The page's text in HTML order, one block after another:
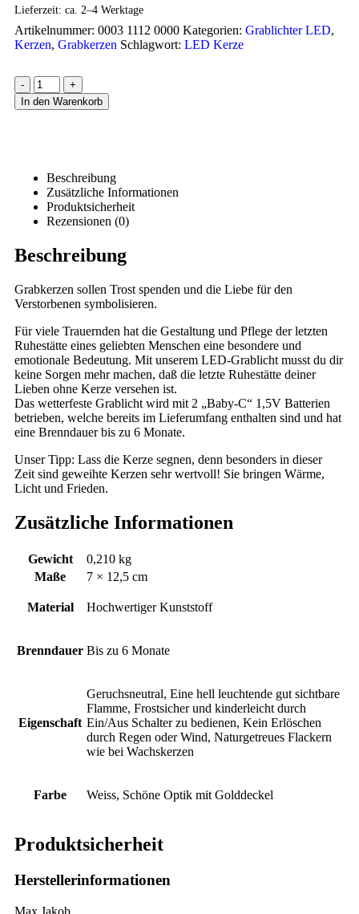
Lieferzeit: ca. 2–4 Werktage
Artikelnummer: 0003 1112 0000 Kategorien: Grablichter LED,
Kerzen, Grabkerzen Schlagwort: LED Kerze
-
+
In den Warenkorb
Beschreibung
Zusätzliche Informationen
Produktsicherheit
Rezensionen (0)
Beschreibung
Grabkerzen sollen Trost spenden und die Liebe für den
Verstorbenen symbolisieren.
Für viele Trauernden hat die Gestaltung und Pflege der letzten
Ruhestätte eines geliebten Menschen eine besondere und
emotionale Bedeutung. Mit unserem LED-Grablicht musst du dir
keine Sorgen mehr machen, daß die letzte Ruhestätte deiner
Lieben ohne Kerze versehen ist.
Das wetterfeste Grablicht wird mit 2 „Baby-C“ 1,5V Batterien
betrieben, welche bereits im Lieferumfang enthalten sind und hat
eine Brenndauer bis zu 6 Monate.
Unser Tipp: Lass die Kerze segnen, denn besonders in dieser
Zeit sind geweihte Kerzen sehr wertvoll! Sie bringen Wärme,
Licht und Frieden.
Zusätzliche Informationen
Gewicht
0,210 kg
Maße
7 × 12,5 cm
Material Hochwertiger Kunststoff
Brenndauer Bis zu 6 Monate
Eigenschaft
Geruchsneutral, Eine hell leuchtende gut sichtbare
Flamme, Frostsicher und kinderleicht durch
Ein/Aus Schalter zu bedienen, Kein Erlöschen
durch Regen oder Wind, Naturgetreues Flackern
wie bei Wachskerzen
Farbe Weiss, Schöne Optik mit Golddeckel
Produktsicherheit
Herstellerinformationen
Max Jakob